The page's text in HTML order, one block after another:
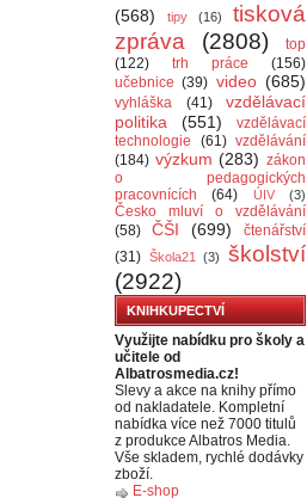
(568)
tipy (16)
tisková
zpráva
(2808)
top
(122)
trh práce
(156)
učebnice (39) video (685)
vyhláška (41)
vzdělávací
politika
(551)
vzdělávací
technologie
(61) vzdělávání
(184) výzkum (283) zákon
o pedagogických
pracovnících
(64) ÚIV (3)
Česko mluví o vzdělávání
(58)
ČŠI (699)
čtenářství
(31) Škola21 (3)
školství
(2922)
KNIHKUPECTVÍ
Využijte nabídku pro školy a
učitele od
Albatrosmedia.cz!
Slevy a akce na knihy přímo
od nakladatele. Kompletní
nabídka více než 7000 titulů
z produkce Albatros Media.
Vše skladem, rychlé dodávky
zboží.
E-shop